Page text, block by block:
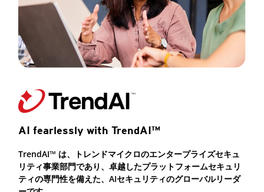
AI fearlessly with TrendAI™
TrendAI™ は、トレンドマイクロのエンタープライズセキュ
リティ事業部門であり、卓越したプラットフォームセキュリ
ティの専門性を備えた、AIセキュリティのグローバルリーダ